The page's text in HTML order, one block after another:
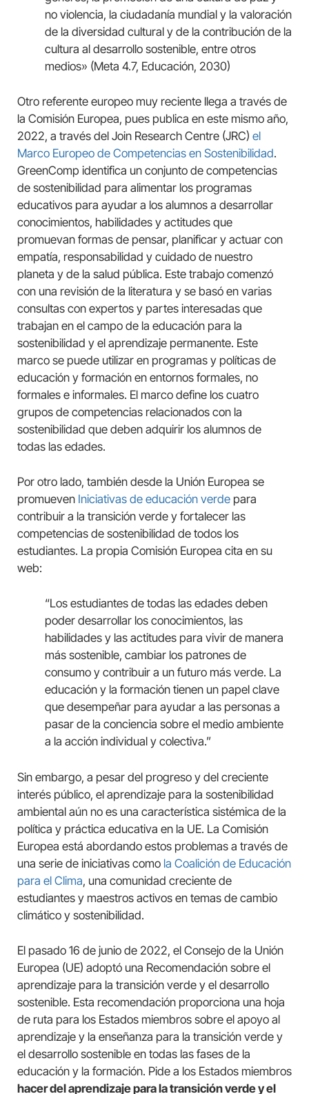
no violencia, la ciudadanía mundial y la valoración
de la diversidad cultural y de la contribución de la
cultura al desarrollo sostenible, entre otros
medios» (Meta 4.7, Educación, 2030)
Otro referente europeo muy reciente llega a través de
la Comisión Europea, pues publica en este mismo año,
2022, a través del Join Research Centre (JRC) el
Marco Europeo de Competencias en Sostenibilidad.
GreenComp identifica un conjunto de competencias
de sostenibilidad para alimentar los programas
educativos para ayudar a los alumnos a desarrollar
conocimientos, habilidades y actitudes que
promuevan formas de pensar, planificar y actuar con
empatía, responsabilidad y cuidado de nuestro
planeta y de la salud pública. Este trabajo comenzó
con una revisión de la literatura y se basó en varias
consultas con expertos y partes interesadas que
trabajan en el campo de la educación para la
sostenibilidad y el aprendizaje permanente. Este
marco se puede utilizar en programas y políticas de
educación y formación en entornos formales, no
formales e informales. El marco define los cuatro
grupos de competencias relacionados con la
sostenibilidad que deben adquirir los alumnos de
todas las edades.
Por otro lado, también desde la Unión Europea se
promueven Iniciativas de educación verde para
contribuir a la transición verde y fortalecer las
competencias de sostenibilidad de todos los
estudiantes. La propia Comisión Europea cita en su
web:
“Los estudiantes de todas las edades deben
poder desarrollar los conocimientos, las
habilidades y las actitudes para vivir de manera
más sostenible, cambiar los patrones de
consumo y contribuir a un futuro más verde. La
educación y la formación tienen un papel clave
que desempeñar para ayudar a las personas a
pasar de la conciencia sobre el medio ambiente
a la acción individual y colectiva.”
Sin embargo, a pesar del progreso y del creciente
interés público, el aprendizaje para la sostenibilidad
ambiental aún no es una característica sistémica de la
política y práctica educativa en la UE. La Comisión
Europea está abordando estos problemas a través de
una serie de iniciativas como la Coalición de Educación
para el Clima, una comunidad creciente de
estudiantes y maestros activos en temas de cambio
climático y sostenibilidad.
El pasado 16 de junio de 2022, el Consejo de la Unión
Europea (UE) adoptó una Recomendación sobre el
aprendizaje para la transición verde y el desarrollo
sostenible. Esta recomendación proporciona una hoja
de ruta para los Estados miembros sobre el apoyo al
aprendizaje y la enseñanza para la transición verde y
el desarrollo sostenible en todas las fases de la
educación y la formación. Pide a los Estados miembros
hacer del aprendizaje para la transición verde y el